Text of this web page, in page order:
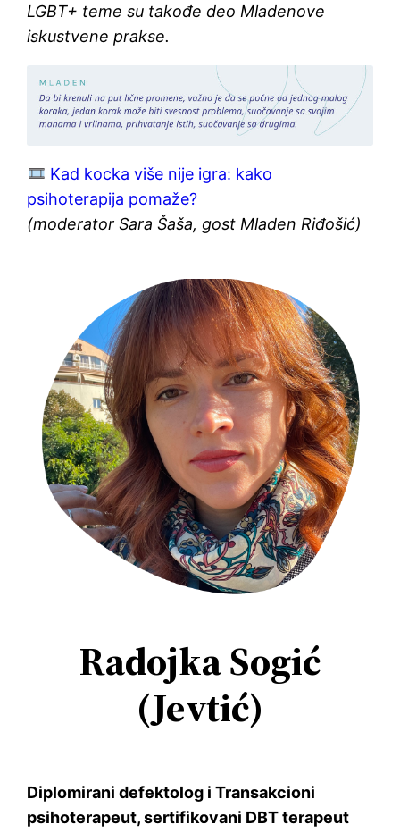
LGBT+ teme su takođe deo Mladenove
iskustvene prakse.
Kad kocka više nije igra: kako
psihoterapija pomaže?
(moderator Sara Šaša, gost Mladen Riđošić)
Radojka Sogić
(Jevtić)
Diplomirani defektolog i Transakcioni
psihoterapeut, sertifikovani DBT terapeut